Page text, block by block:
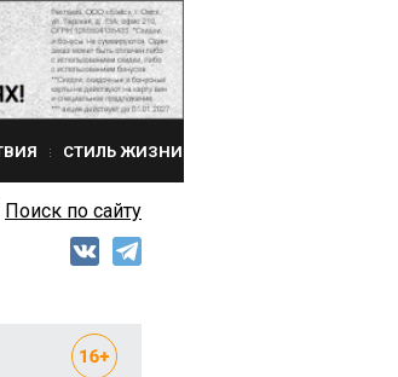
СТИЛЬ ЖИЗНИ
Поиск по сайту